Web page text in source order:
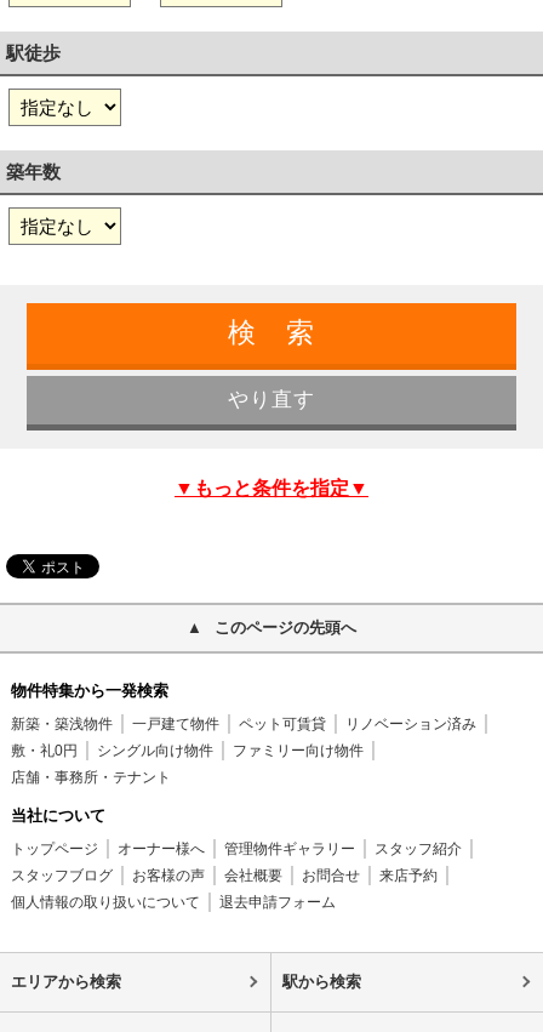
駅徒歩
築年数
▼もっと条件を指定▼
このページの先頭へ
物件特集から一発検索
新築・築浅物件 一戸建て物件 ペット可賃貸
リノベーション済み
敷・礼0円
シングル向け物件
ファミリー向け物件
店舗・事務所・テナント
当社について
トップページ オーナー様へ 管理物件ギャラリー
スタッフ紹介
スタッフブログ
お客様の声 会社概要 お問合せ
来店予約
個人情報の取り扱いについて
退去申請フォーム
エリアから検索 駅から検索